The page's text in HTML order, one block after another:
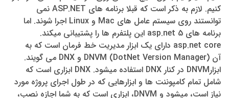
کنیم. لازم به ذکر است که قبلا برنامه های ASP.NET نمی
توانستند روی سیستم عامل های Mac و Linux اجرا شوند. اما
برنامه های asp.net 5 این پلتفرم ها را پشتیبانی میکند.
asp.net core دارای یک ابزار مدیریت خط فرمان است که به
آن (DNVM (DotNet Version Manager و DNX می گویند.
ابزارDNVM در کنار DNX استفاده میشود. DNX ابزاری است که
شامل تمام کامپوننت ها و ابزارهایی که در طول اجرای پروژه مورد
نیاز است، میشود و DNVM، ابزاری است که به شما اجازه نصب،